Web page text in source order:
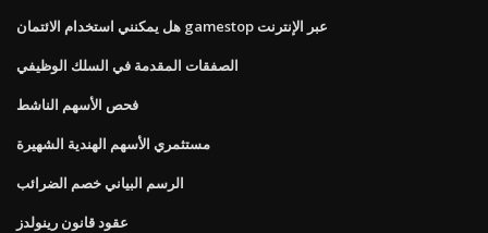
هل يمكنني استخدام الائتمان gamestop عبر الإنترنت
الصفقات المقدمة في السلك الوظيفي
فحص الأسهم الناشط
مستثمري الأسهم الهندية الشهيرة
الرسم البياني خصم الضرائب
عقود قانون رينولدز